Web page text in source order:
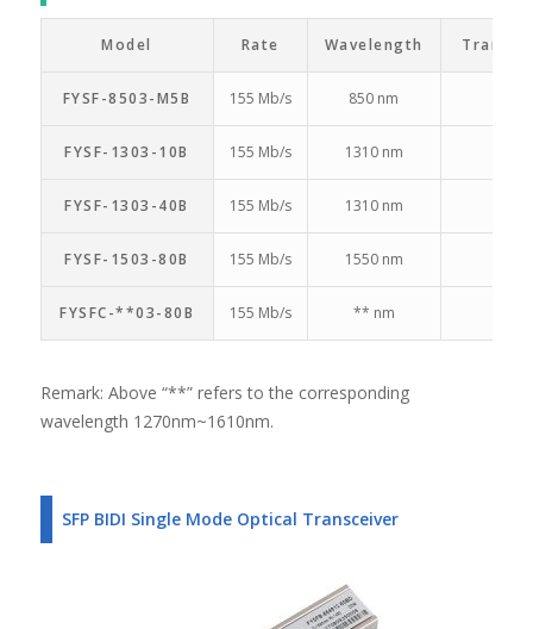
Model Rate Wavelength
FYSF-8503-M5B 155 Mb/s 850 nm
FYSF-1303-10B 155 Mb/s 1310 nm
FYSF-1303-40B 155 Mb/s 1310 nm
FYSF-1503-80B 155 Mb/s 1550 nm
FYSFC-**03-80B 155 Mb/s ** nm
Remark: Above “**” refers to the corresponding
wavelength 1270nm~1610nm.
SFP BIDI Single Mode Optical Transceiver